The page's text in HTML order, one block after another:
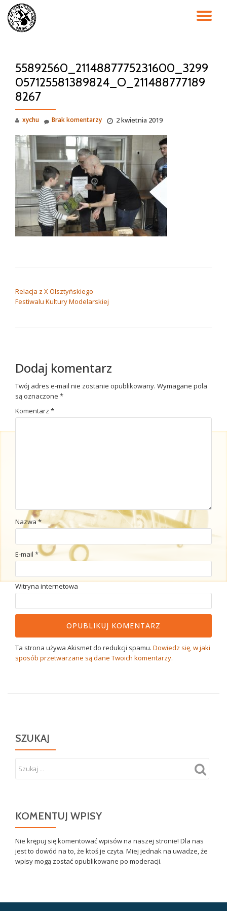
Przejdź
55892560_2114887775231600_3299
057125581389824_O_211488777189
8267
xychu 2 kwietnia 2019
Brak komentarzy
Relacja z X Olsztyńskiego
Festiwalu Kultury Modelarskiej
Dodaj komentarz
Twój adres e-mail nie zostanie opublikowany. Wymagane pola
są oznaczone *
Komentarz *
Nazwa*
E-mail *
Witryna internetowa
Ta strona używa Akismet do redukcji spamu. Dowiedz się, w jaki
sposób przetwarzane są dane Twoich komentarzy.
SZUKAJ
KOMENTUJ WPISY
Nie krępuj się komentować wpisów na naszej stronie! Dla nas
jest to dowód na to, że ktoś je czyta. Miej jednak na uwadze, że
wpisy mogą zostać opublikowane po moderacji.